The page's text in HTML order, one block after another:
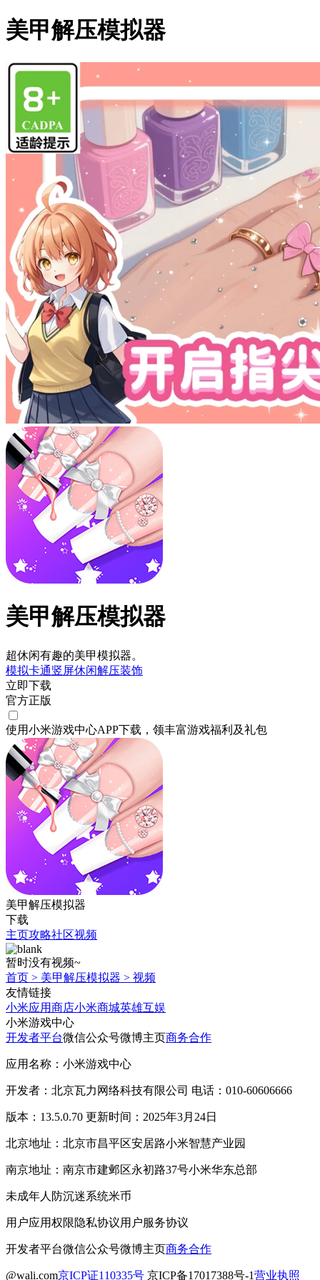
美甲解压模拟器
美甲解压模拟器
超休闲有趣的美甲模拟器。
模拟卡通竖屏休闲解压装饰
立即下载
官方正版
使用小米游戏中心APP下载 ，领丰富游戏福利 及礼包
美甲解压模拟器
下载
主页攻略社区视频
暂时没有视频~
首页 > 美甲解压模拟器 > 视频
友情链接
小米应用商店小米商城英雄互娱
小米游戏中心
开发者平台微信公众号微博主页商务合作
应用名称：小米游戏中心
开发者：北京瓦力网络科技有限公司 电话：010-60606666
版本：13.5.0.70 更新时间：2025年3月24日
北京地址：北京市昌平区安居路小米智慧产业园
南京地址：南京市建邺区永初路37号小米华东总部
未成年人防沉迷系统米币
用户应用权限隐私协议用户服务协议
开发者平台微信公众号微博主页商务合作
@wali.com京ICP证110335号 京ICP备17017388号-1营业执照